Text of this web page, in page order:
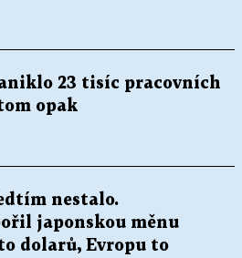
23 tisíc pracovních
opak
nestalo.
japonskou měnu
dolarů, Evropu to